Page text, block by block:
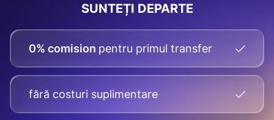
SUNTEȚI DEPARTE
0% comision pentru primul transfer
fără costuri suplimentare